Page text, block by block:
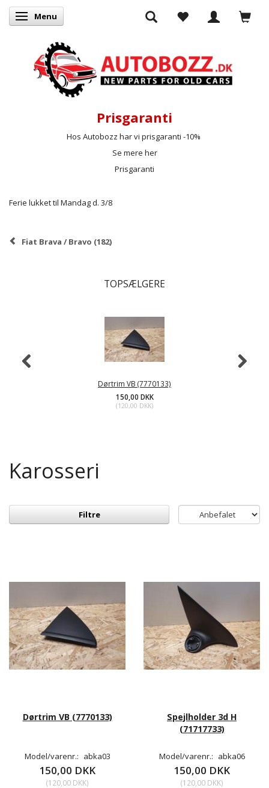
Skifte navigation
Menu
Prisgaranti
Hos Autobozz har vi prisgaranti -10%
Se mere her
Prisgaranti
Ferie lukket til Mandag d. 3/8
Fiat Brava / Bravo (182)
TOPSÆLGERE
Dørtrim VB (7770133)
150,00 DKK
(120,00 DKK)
Karosseri
Filtre
Dørtrim VB (7770133)
Model/varenr.: abka03
150,00 DKK
(120,00 DKK)
Spejlholder 3d H
(71717733)
Model/varenr.: abka06
150,00 DKK
(120,00 DKK)